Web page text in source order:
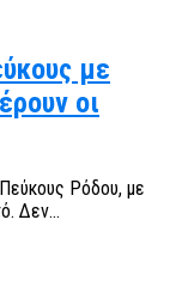
με
οι
Ρόδου, με
Δεν...